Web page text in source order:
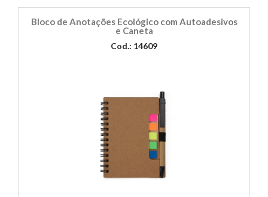
Bloco de Anotações Ecológico com Autoadesivos
e Caneta
Cod.: 14609